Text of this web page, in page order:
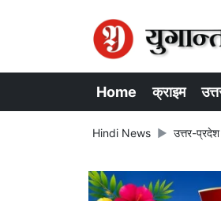
Home क्राइम
Hindi News उत्तर-प्रदेश